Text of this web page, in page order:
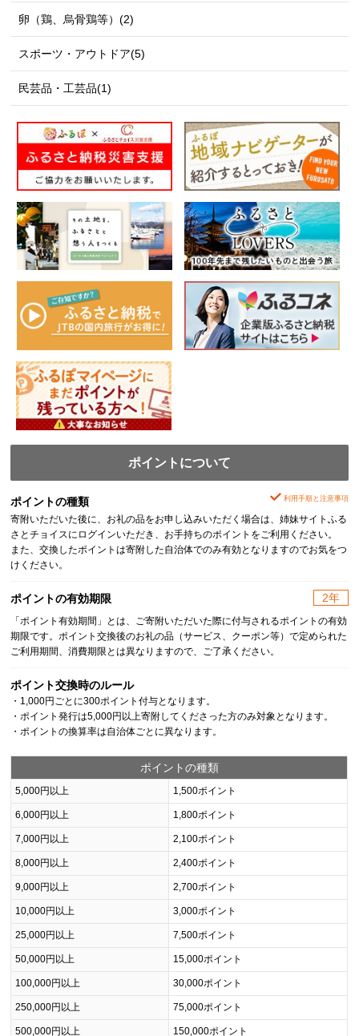
卵（鶏、烏骨鶏等）(2)
スポーツ・アウトドア(5)
民芸品・工芸品(1)
ポイントについて
ポイントの種類 利用手順と注意事項
寄附いただいた後に、お礼の品をお申し込みいただく場合は、姉妹サイトふる
さとチョイスにログインいただき、お手持ちのポイントをご利用ください。
また、交換したポイントは寄附した自治体でのみ有効となりますのでお気をつ
けください。
ポイントの有効期限 2年
「ポイント有効期間」とは、ご寄附いただいた際に付与されるポイントの有効
期限です。ポイント交換後のお礼の品（サービス、クーポン等）で定められた
ご利用期間、消費期限とは異なりますので、ご了承ください。
ポイント交換時のルール
・1,000円ごとに300ポイント付与となります。
・ポイント発行は5,000円以上寄附してくださった方のみ対象となります。
・ポイントの換算率は自治体ごとに異なります。
ポイントの種類
5,000円以上 1,500ポイント
6,000円以上 1,800ポイント
7,000円以上 2,100ポイント
8,000円以上 2,400ポイント
9,000円以上 2,700ポイント
10,000円以上 3,000ポイント
25,000円以上 7,500ポイント
50,000円以上 15,000ポイント
100,000円以上 30,000ポイント
250,000円以上 75,000ポイント
500,000円以上 150,000ポイント